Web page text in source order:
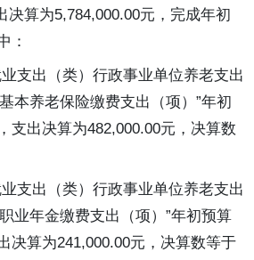
决算为5,784,000.00元，完成年初
：
支出（类）行政事业单位养老支出
本养老保险缴费支出（项）”年初
支出决算为482,000.00元，决算数
支出（类）行政事业单位养老支出
业年金缴费支出（项）”年初预算
决算为241,000.00元，决算数等于